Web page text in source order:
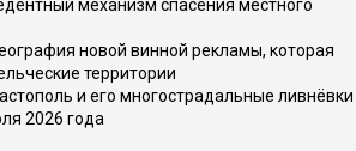
механизм спасения местного
новой винной рекламы, которая
территории
и его многострадальные ливнёвки
2026 года